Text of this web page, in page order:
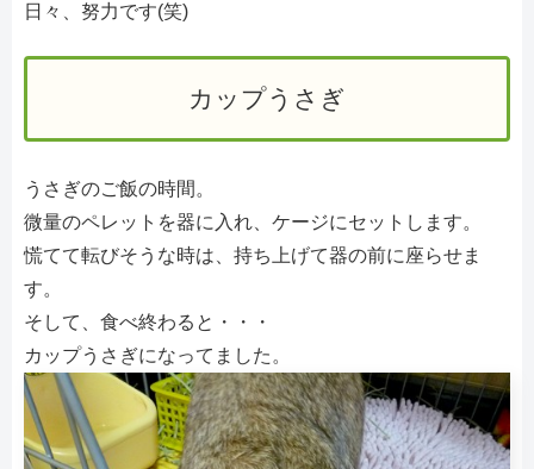
日々、努力です(笑)
カップうさぎ
うさぎのご飯の時間。
微量のペレットを器に入れ、ケージにセットします。
慌てて転びそうな時は、持ち上げて器の前に座らせま
す。
そして、食べ終わると・・・
カップうさぎになってました。